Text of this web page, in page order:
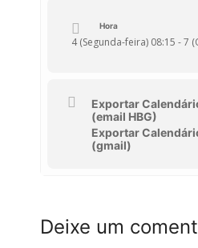
Hora
4 (Segunda-feira) 08:15 - 7
Exportar
(email HBG)
Exportar
(gmail)
Deixe um